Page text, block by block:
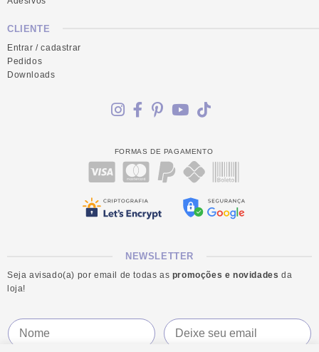
CLIENTE
Entrar / cadastrar
Pedidos
Downloads
FORMAS DE PAGAMENTO
NEWSLETTER
Seja avisado(a) por email de todas as promoções e novidades da
loja!
N
o
E
m
E
m